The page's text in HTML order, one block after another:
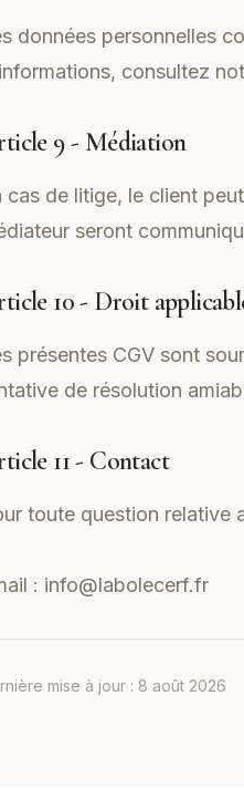
données personnelles
consultez
9 - Médiation
cas de litige, le client
seront
10 - Droit
présentes CGV sont
de résolution
11 - Contact
toute question relative
: info@labolecerf.fr
mise à jour : 8 août 2026